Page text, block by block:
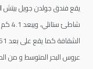
يقع فندق جولدن جويل بيتش
عروس البحر المتوسط و من